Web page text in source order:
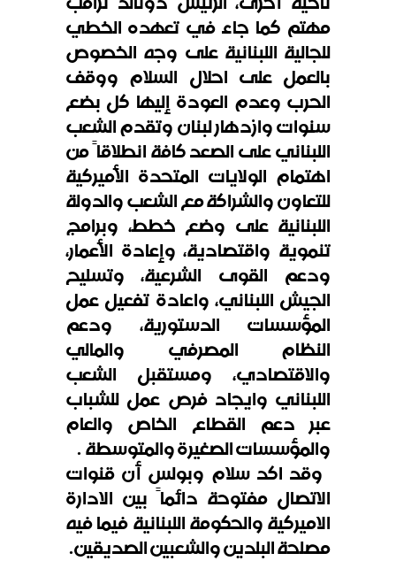
مهتم كما جاء في تعهده الخطي
للجالية اللبنانية على وجه الخصوص
بالعمل على احلال السلام ووقف
الحرب وعدم العودة إليها كل بضع
سنوات وازدهار لبنان وتقدم الشعب
اللبناني على الصعد كافة انطلاقاً من
اهتمام الولايات المتحدة الأميركية
للتعاون والشراكة مع الشعب والدولة
اللبنانية على وضع خطط، وبرامج
تنموية واقتصادية، وإعادة الأعمار،
ودعم القوى الشرعية، وتسليح
الجيش اللبناني، واعادة تفعيل عمل
المؤسسات الدستورية، ودعم
النظام المصرفي والمالي
والاقتصادي، ومستقبل الشعب
اللبناني وايجاد فرص عمل للشباب
عبر دعم القطاع الخاص والعام
والمؤسسات الصغيرة والمتوسطة .
وقد اكد سلام وبولس أن قنوات
الاتصال مفتوحة دائماً بين الادارة
الاميركية والحكومة اللبنانية فيما فيه
مصلحة البلدين والشعبين الصديقين.